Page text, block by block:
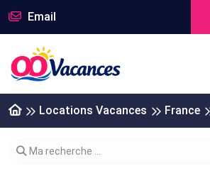
Email
Locations Vacances France
Modifier votre recherche
Ma recherche ...